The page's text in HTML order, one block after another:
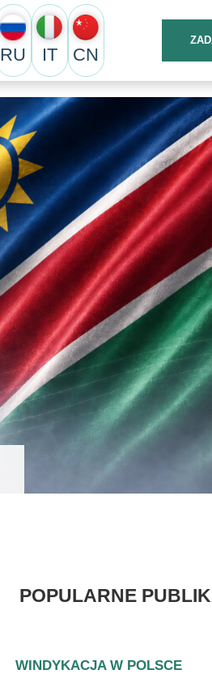
RU IT CN
POPULARNE
WINDYKACJA W POLSCE